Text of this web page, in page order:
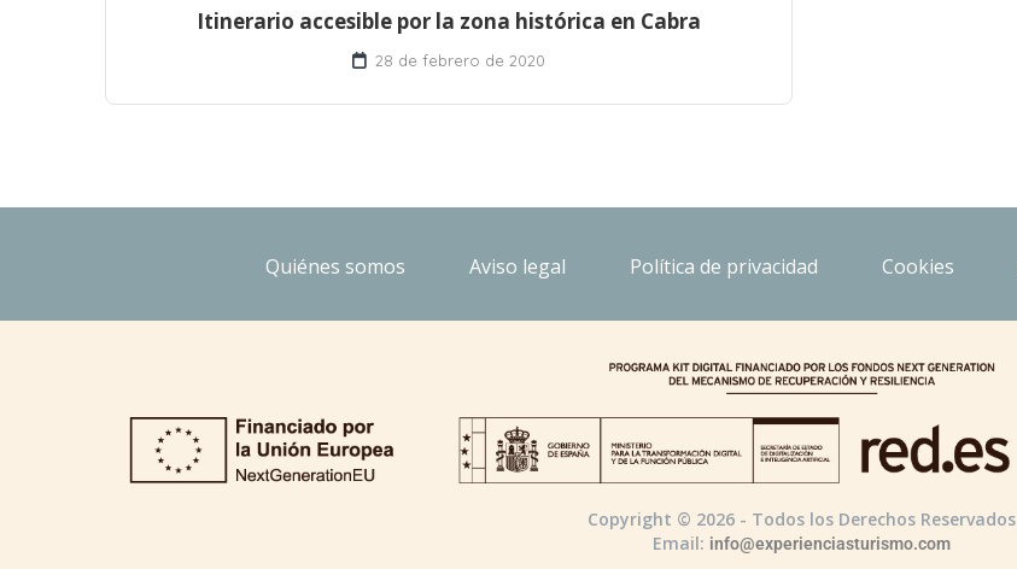
Itinerario accesible por la zona histórica en Cabra
28 de febrero de 2020
Quiénes somos Aviso legal Política de privacidad Cookies
Copyright © 2026 - Todos los Derechos Reservados
Email: info@experienciasturismo.com